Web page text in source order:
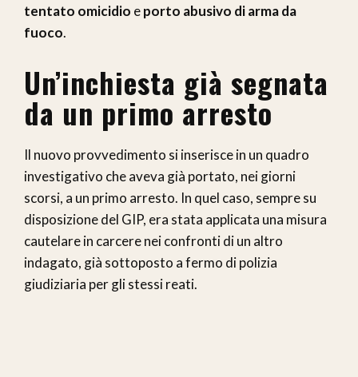
tentato omicidio eporto abusivo di arma da
fuoco.
Un’inchiesta già segnata
da un primo arresto
Il nuovo provvedimento si inserisce in un quadro
investigativo che aveva già portato, nei giorni
scorsi, a un primo arresto. In quel caso, sempre su
disposizione del GIP, era stata applicata una misura
cautelare in carcere nei confronti di un altro
indagato, già sottoposto a fermo di polizia
giudiziaria per gli stessi reati.